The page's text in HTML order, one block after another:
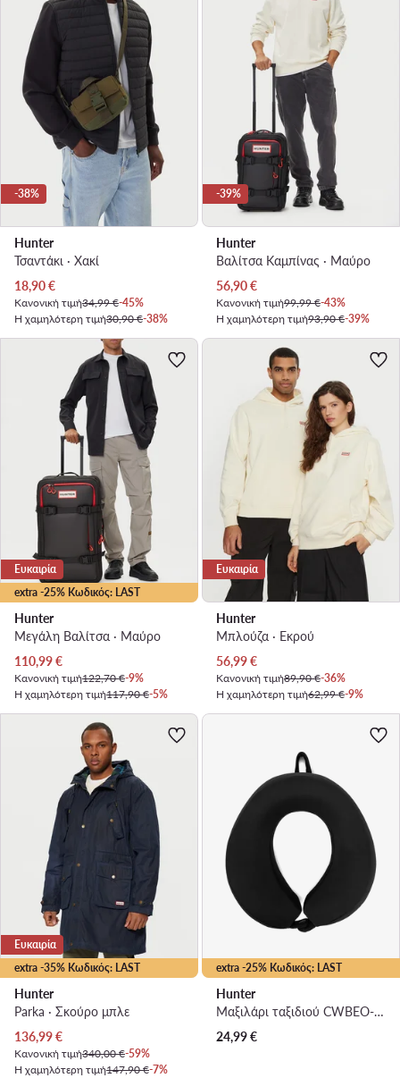
-38%
Hunter
Τσαντάκι · Χακί
Τρέχουσα τιμή
18,90€
Κανονική τιμή34,99 €-45%
Η χαμηλότερη τιμή30,90 €-38%
-39%
Hunter
Βαλίτσα Καμπίνας · Μαύρο
Τρέχουσα τιμή
56,90€
Κανονική τιμή99,99 €-43%
Η χαμηλότερη τιμή93,90 €-39%
extra -25% Κωδικός: LAST
Ευκαιρία
Hunter
Μεγάλη Βαλίτσα · Μαύρο
Τρέχουσα τιμή
110,99€
Κανονική τιμή122,70 €-9%
Η χαμηλότερη τιμή117,90 €-5%
Ευκαιρία
Hunter
Μπλούζα · Εκρού
Τρέχουσα τιμή
56,99€
Κανονική τιμή89,90 €-36%
Η χαμηλότερη τιμή62,99 €-9%
extra -35% Κωδικός: LAST
Ευκαιρία
Hunter
Parka · Σκούρο μπλε
Τρέχουσα τιμή
136,99€
Κανονική τιμή340,00 €-59%
Η χαμηλότερη τιμή147,90 €-7%
extra -25% Κωδικός: LAST
Hunter
Μαξιλάρι ταξιδιού CWBEO-HTR-U1F-001-SS26 Μαύρο
24,99€